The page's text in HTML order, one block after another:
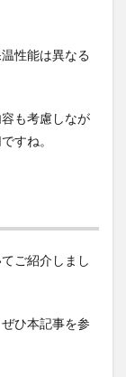
性能は異なる
も考慮しなが
すね。
ご紹介しまし
ひ本記事を参